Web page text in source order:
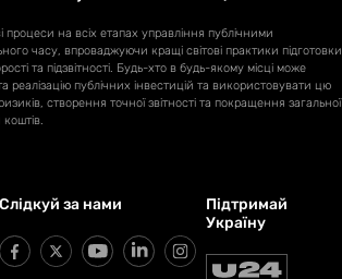
процеси на всіх етапах управління публічними
часу, впроваджуючи кращі світові практики підготовки
та підзвітності. Будь-хто в будь-якому місці може
реалізацію публічних інвестицій та використовувати цю
створення точної звітності та покращення загальної
Слідкуй за нами
Підтримай
Україну